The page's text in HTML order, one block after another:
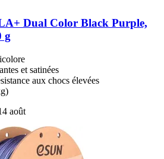
Dual Color Black Purple,
g
et satinées
aux chocs élevées
août